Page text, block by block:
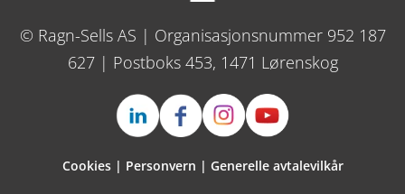
© Ragn-Sells AS | Organisasjonsnummer 952 187
627 | Postboks 453, 1471 Lørenskog
Cookies| Personvern | Generelle avtalevilkår